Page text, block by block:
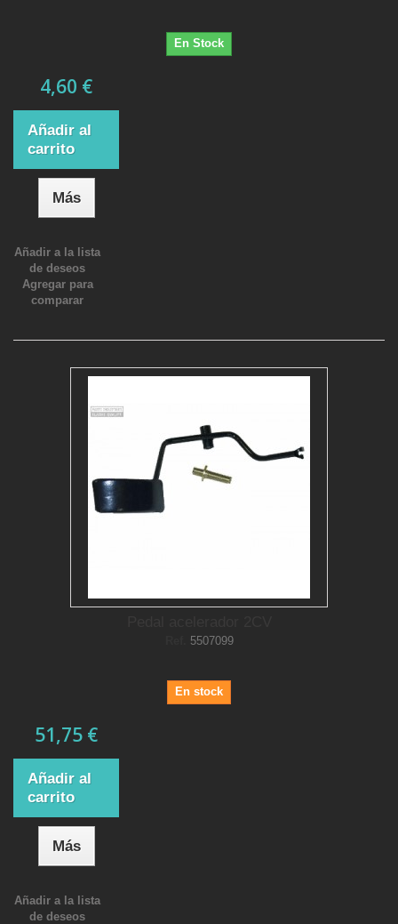
En Stock
4,60 €
Añadir al
carrito
Más
Añadir a la lista
de deseos
Agregar para
comparar
5507099
En stock
51,75 €
Añadir al
carrito
Más
Añadir a la lista
de deseos